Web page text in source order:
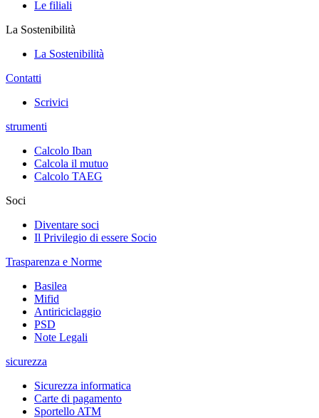
Le filiali
La Sostenibilità
La Sostenibilità
Contatti
Scrivici
strumenti
Calcolo Iban
Calcola il mutuo
Calcolo TAEG
Soci
Diventare soci
Il Privilegio di essere Socio
Trasparenza e Norme
Basilea
Mifid
Antiriciclaggio
PSD
Note Legali
sicurezza
Sicurezza informatica
Carte di pagamento
Sportello ATM